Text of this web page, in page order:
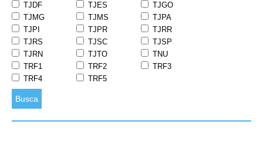
TJDF
TJES
TJGO
TJMG
TJMS
TJPA
TJPI
TJPR
TJRR
TJRS
TJSC
TJSP
TJRN
TJTO
TNU
TRF1
TRF2
TRF3
TRF4
TRF5
Busca